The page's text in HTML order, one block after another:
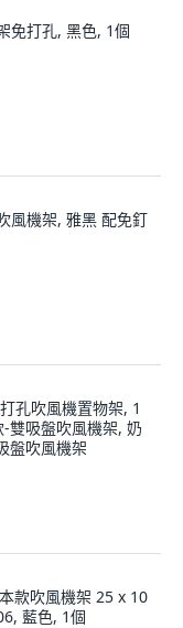
免打孔, 黑色, 1個
風機架, 雅黑 配免釘
孔吹風機置物架, 1
雙吸盤吹風機架, 奶
盤吹風機架
款吹風機架 25 x 10
藍色, 1個